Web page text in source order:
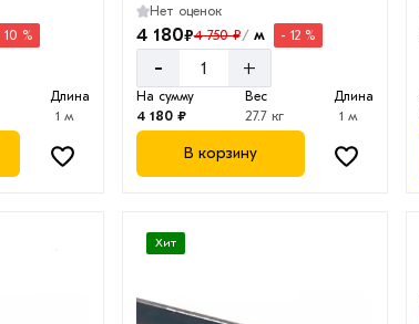
10 %
Длина
1 м
Нет оценок
4 180₽4 750 ₽/м - 12 %
- +
На сумму
4 180 ₽
Вес
27.7 кг
Длина
1 м
В корзину
Хит